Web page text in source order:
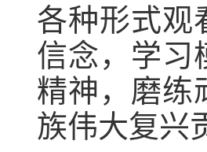
各种形式观
信念，学习
精神，磨练
族伟大复兴